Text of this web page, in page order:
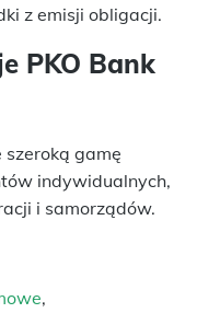
z emisji obligacji.
PKO Bank
szeroką gamę
indywidualnych,
i samorządów.
,